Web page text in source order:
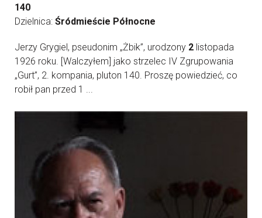
140
Dzielnica: Śródmieście Północne
Jerzy Grygiel, pseudonim „Żbik”, urodzony 2 listopada
1926 roku. [Walczyłem] jako strzelec IV Zgrupowania
„Gurt”, 2. kompania, pluton 140. Proszę powiedzieć, co
robił pan przed 1 ...